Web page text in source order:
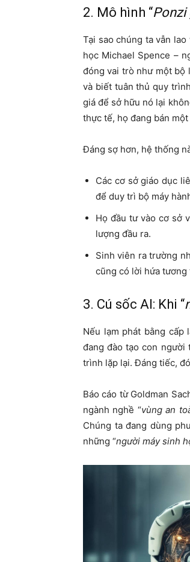
2. Mô hình “Ponzi
Tại sao chúng ta vẫn
học Michael Spence –
đóng vai trò như một bộ
và biết tuân thủ quy
giá để sở hữu nó lại
thực tế, họ đang bán
Đáng sợ hơn, hệ thống
Các cơ sở giáo dục
để duy trì bộ máy
Họ đầu tư vào cơ sở
lượng đầu ra.
Sinh viên ra trường
cũng có lời hứa tương
3. Cú sốc AI: Khi “
Nếu lạm phát bằng
đang đào tạo con
trình lặp lại. Đáng tiếc,
Báo cáo từ Goldman
ngành nghề “vùng an
Chúng ta đang dùng
những “người máy sinh